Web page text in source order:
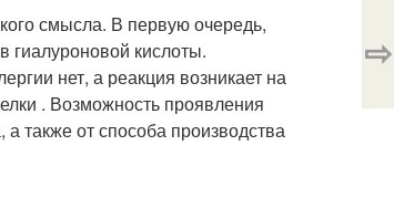
смысла. В первую очередь,
гиалуроновой кислоты.
нет, а реакция возникает на
. Возможность проявления
также от способа производства
⇨